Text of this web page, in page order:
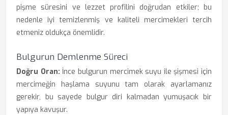
pişme süresini ve lezzet profilini doğrudan etkiler; bu
nedenle iyi temizlenmiş ve kaliteli mercimekleri tercih
etmeniz oldukça önemlidir.
Bulgurun Demlenme Süreci
Doğru Oran: İnce bulgurun mercimek suyu ile şişmesi için
mercimeğin haşlama suyunu tam olarak ayarlamanız
gerekir, bu sayede bulgur diri kalmadan yumuşacık bir
yapıya kavuşur.